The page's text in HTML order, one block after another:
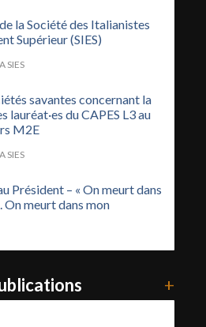
la Société des Italianistes
Supérieur (SIES)
SIES
savantes concernant la
lauréat·es du CAPES L3 au
M2E
SIES
Président – « On meurt dans
meurt dans mon
+